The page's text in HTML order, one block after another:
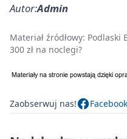
Autor:Admin
Materiał źródłowy: Podlaski
300 zł na noclegi?
Zaobserwuj nas! Facebook